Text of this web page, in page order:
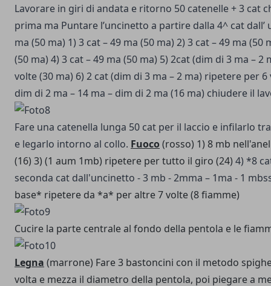
Lavorare in giri di andata e ritorno 50 catenelle + 3 cat
prima ma Puntare l’uncinetto a partire dalla 4^ cat
ma (50 ma) 1) 3 cat – 49 ma (50 ma) 2) 3 cat – 49 ma (50
(50 ma) 4) 3 cat – 49 ma (50 ma) 5) 2cat (dim di 3 ma – 2
volte (30 ma) 6) 2 cat (dim di 3 ma – 2 ma) ripetere per 6
dim di 2 ma – 14 ma – dim di 2 ma (16 ma) chiudere il
Fare una catenella lunga 50 cat per il laccio e infilarlo
e legarlo intorno al collo. Fuoco(rosso) 1) 8 mb
(16) 3) (1 aum 1mb) ripetere per tutto il giro (24) 4) *8
seconda cat dall'uncinetto - 3 mb - 2mma – 1ma - 1
base* ripetere da *a* per altre 7 volte (8 fiamme)
Cucire la parte centrale al fondo della pentola e le
Legna (marrone) Fare 3 bastoncini con il metodo
volta e mezza il diametro della pentola, poi piegare a